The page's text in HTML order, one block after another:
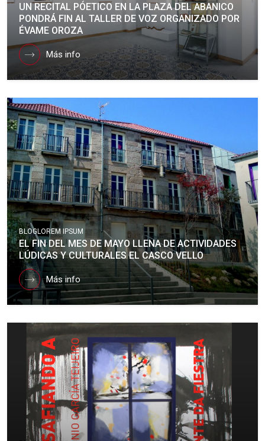
UN RECITAL PÓETICO EN LA PLAZA DEL ABANICO
PONDRÁ FIN AL TALLER DE VOZ ORGANIZADO POR
ÉVAME OROZA
Más info
BLOG LOREM IPSUM
EL FIN DEL MES DE MAYO LLENA DE ACTIVIDADES
LÚDICAS Y CULTURALES EL CASCO VELLO
Más info